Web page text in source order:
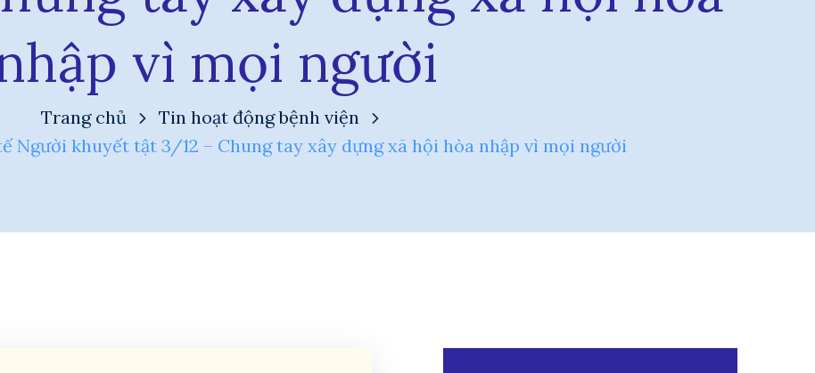
vì mọi người
Trang chủ
Tin hoạt động bệnh viện
Người khuyết tật 3/12 – Chung tay xây dựng xã hội hòa nhập vì mọi người